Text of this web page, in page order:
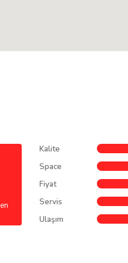
Kalite
Space
Fiyat
Servis
Ulaşım